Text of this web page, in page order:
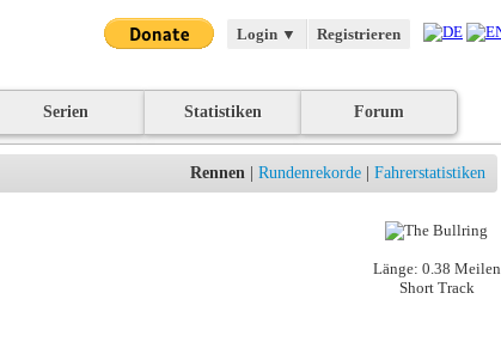
Login ▼ Registrieren
Serien Statistiken Forum
Rennen Rundenrekorde Fahrerstatistiken
Länge: 0.38 Meilen
Short Track